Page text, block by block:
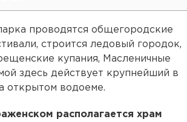
проводятся общегородские
строится ледовый городок,
купания, Масленичные
здесь действует крупнейший в
открытом водоеме.
располагается храм